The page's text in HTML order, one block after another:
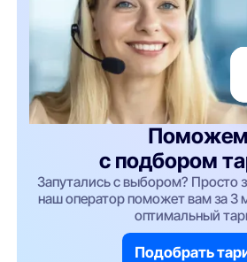
Поможем
с подбором
Запутались с выбором? Просто
наш оператор поможет вам за 3
оптимальный
Подобрать